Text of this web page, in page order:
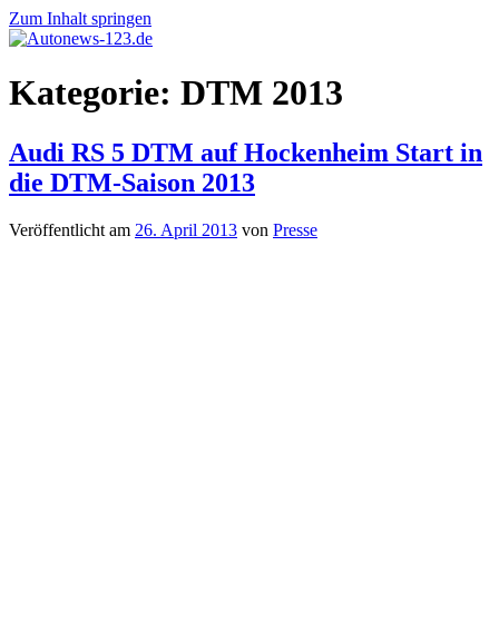
Zum Inhalt springen
123.de
mit
Kategorie: DTM 2013
Audi RS 5 DTM auf Hockenheim Start in
die DTM-Saison 2013
Veröffentlicht am 26. April 2013 von Presse